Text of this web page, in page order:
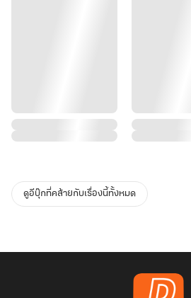
ดูอีบุ๊กที่คล้ายกับเรื่องนี้ทั้งหมด